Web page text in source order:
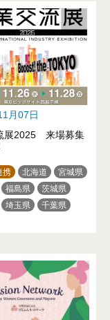
三重県
京都府
兵庫県
和歌山県
岡山県
山口県
高知県
福岡県
大分県 沖縄県
月07日
展2025 来場募集
携 北海道
宮城県
福島県
茨城県
埼玉県
千葉県
長崎県